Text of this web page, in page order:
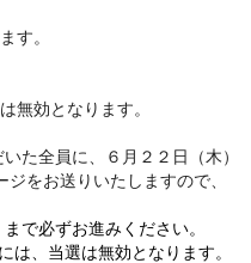
す。
効となります。
全員に、６月２２日（木）
をお送りいたしますので、
で必ずお進みください。
当選は無効となります。